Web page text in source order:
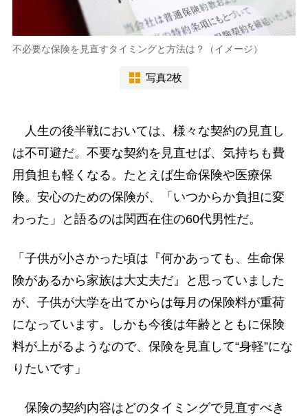
不必要な保険を見直すタイミングと方法は？（イメージ）
写真2枚
人生の後半戦においては、様々な契約の見直し
は不可避だ。不要な契約を見直せば、気持ちも費
用負担も軽くなる。たとえば生命保険や医療保
険。安心のための保険が、「いつからか負担に変
わった」と語るのは関西在住の60代男性だ。
「子供が小さかった頃は『何かあっても、生命保
険があるから家族は大丈夫だ』と思っていました
が、子供が大学を出てからは毎月の保険料が重荷
になっています。しかも今後は年齢とともに保険
料が上がるようなので、保険を見直して“身軽”にな
りたいです」
保険の契約内容はどのタイミングで見直すべき